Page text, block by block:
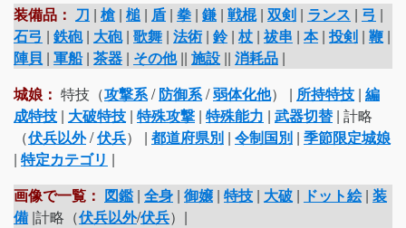
装備品： 刀 | 槍 | 槌 | 盾 | 拳 | 鎌| 戦棍| 双剣 | ランス | 弓 |
石弓 | 鉄砲| 大砲| 歌舞 | 法術 | 鈴| 杖 | 祓串 | 本| 投剣 | 鞭 |
陣貝 | 軍船| 茶器 | その他|| 施設 || 消耗品 |
城娘： 特技（攻撃系/防御系/弱体化他） | 所持特技 | 編
成特技 | 大破特技 | 特殊攻撃 | 特殊能力 | 武器切替 | 計略
（伏兵以外/伏兵） | 都道府県別 | 令制国別 | 季節限定城娘
| 特定カテゴリ |
画像で一覧： 図鑑 | 全身 | 御嬢| 特技 | 大破 | ドット絵| 装
備 |計略（伏兵以外/伏兵）|